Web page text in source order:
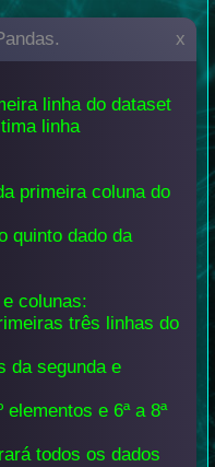
x
linha do dataset
linha
primeira coluna do
quinto dado da
colunas:
três linhas do
da segunda e
elementos e 6ª a 8ª
todos os dados